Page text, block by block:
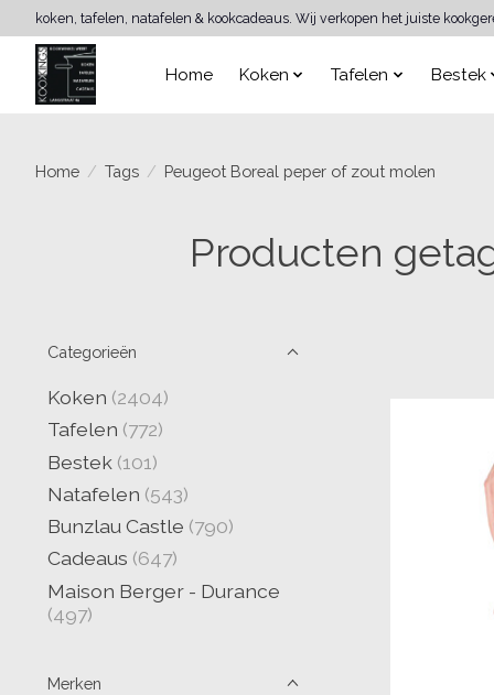
koken, tafelen, natafelen & kookcadeaus. Wij verkopen het juiste
Home Koken Tafelen Bestek
Home / Tags / Peugeot Boreal peper of zout molen
Producten
Categorieën
Koken (2404)
Tafelen (772)
Bestek (101)
Natafelen (543)
Bunzlau Castle (790)
Cadeaus (647)
Maison Berger - Durance
(497)
Merken